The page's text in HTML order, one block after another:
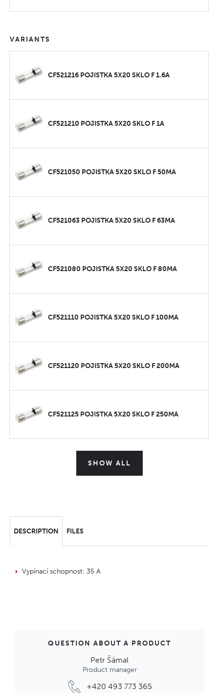
VARIANTS
CF521216 POJISTKA 5X20 SKLO F 1.6A
CF521210 POJISTKA 5X20 SKLO F 1A
CF521050 POJISTKA 5X20 SKLO F 50MA
CF521063 POJISTKA 5X20 SKLO F 63MA
CF521080 POJISTKA 5X20 SKLO F 80MA
CF521110 POJISTKA 5X20 SKLO F 100MA
CF521120 POJISTKA 5X20 SKLO F 200MA
CF521125 POJISTKA 5X20 SKLO F 250MA
SHOW ALL
DESCRIPTION FILES
Vypínací schopnost: 35 A
QUESTION ABOUT A PRODUCT
Petr Šámal
Product manager
+420 493 773 365